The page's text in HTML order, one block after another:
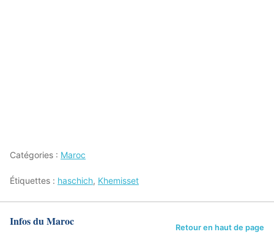
Catégories : Maroc
Étiquettes : haschich, Khemisset
Infos du Maroc Retour en haut de page